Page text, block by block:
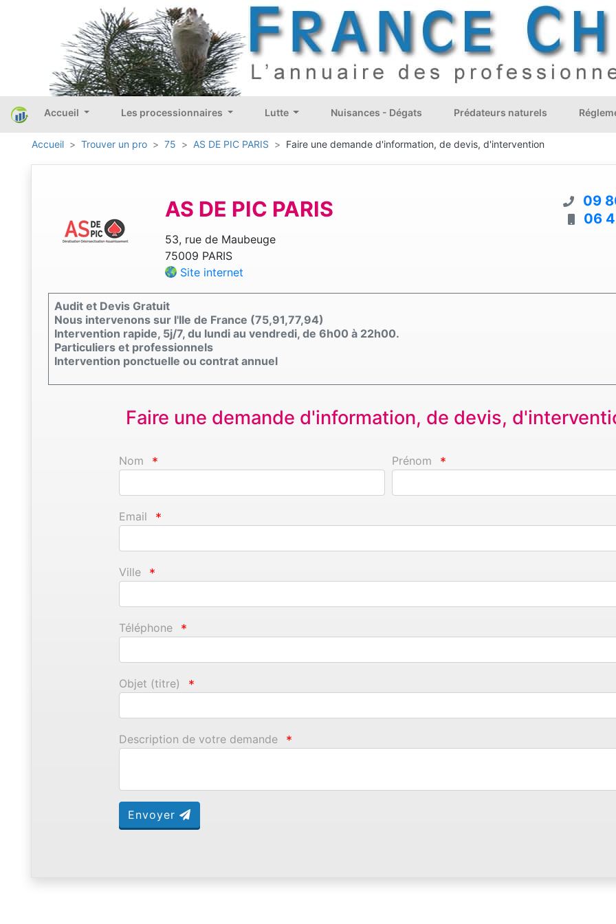
Accueil Les processionnaires Lutte Nuisances - Dégats Prédateurs naturels
Accueil Trouver un pro 75 AS DE PIC PARIS Faire une demande d'information, de devis, d'intervention
AS DE PIC PARIS
53, rue de Maubeuge
75009 PARIS
Site internet
09
06
Audit et Devis Gratuit
Nous intervenons sur l'Ile de France (75,91,77,94)
Intervention rapide, 5j/7, du lundi au vendredi, de 6h00 à 22h00.
Particuliers et professionnels
Intervention ponctuelle ou contrat annuel
Faire une demande d'information, de devis,
Nom * Prénom *
Email *
Ville *
Téléphone *
Objet (titre) *
Description de votre demande *
Envoyer